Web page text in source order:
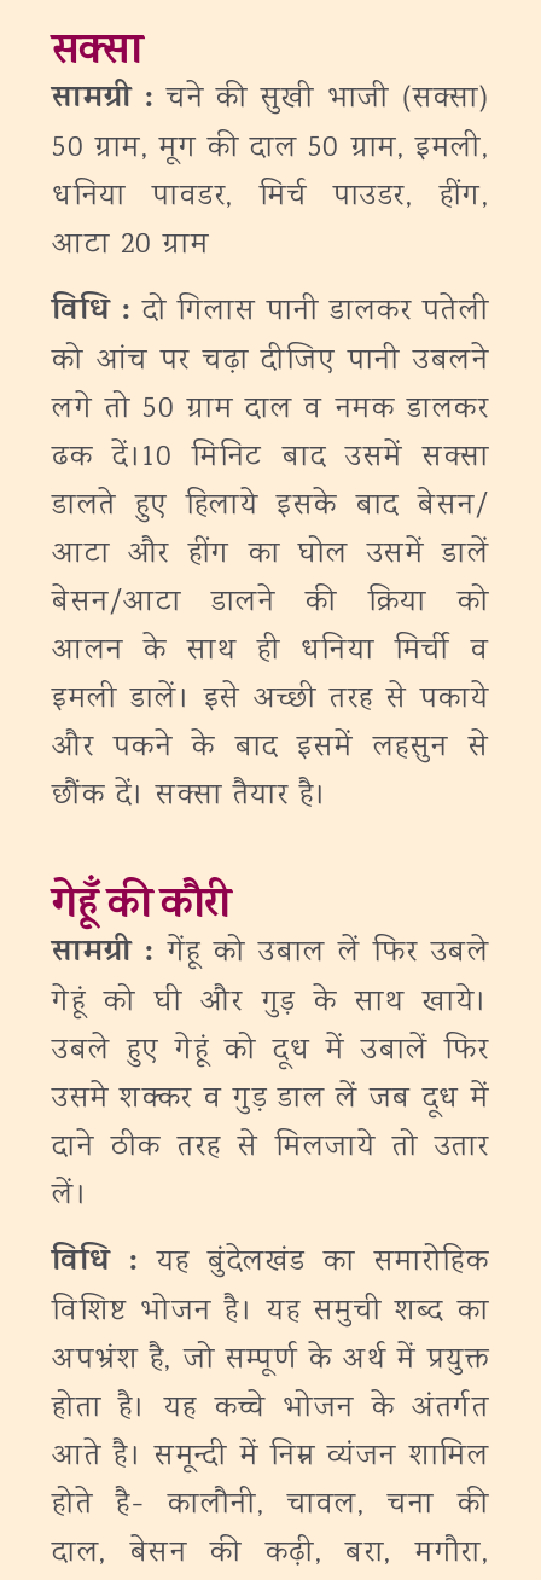
सक्सा
सामग्री :चने की सुखी भाजी (सक्सा)
50 ग्राम, मूग की दाल 50 ग्राम, इमली,
धनिया पावडर, मिर्च पाउडर, हींग,
आटा 20 ग्राम
विधि :दो गिलास पानी डालकर पतेली
को आंच पर चढ़ा दीजिए पानी उबलने
लगे तो 50 ग्राम दाल व नमक डालकर
ढक दें।10 मिनिट बाद उसमें सक्सा
डालते हुए हिलाये इसके बाद बेसन/
आटा और हींग का घोल उसमें डालें
बेसन/आटा डालने की क्रिया को
आलन के साथ ही धनिया मिर्ची व
इमली डालें। इसे अच्छी तरह से पकाये
और पकने के बाद इसमें लहसुन से
छौंक दें। सक्सा तैयार है।
गेहूँ की कौरी
सामग्री :गेंहू को उबाल लें फिर उबले
गेहूं को घी और गुड़ के साथ खाये।
उबले हुए गेहूं को दूध में उबालें फिर
उसमे शक्कर व गुड़ डाल लें जब दूध में
दाने ठीक तरह से मिलजाये तो उतार
लें।
विधि :यह बुंदेलखंड का समारोहिक
विशिष्ट भोजन है। यह समुची शब्द का
अपभ्रंश है, जो सम्पूर्ण के अर्थ में प्रयुक्त
होता है। यह कच्चे भोजन के अंतर्गत
आते है। समून्दी में निम्न व्यंजन शामिल
होते है- कालौनी, चावल, चना की
दाल, बेसन की कढ़ी, बरा, मगौरा,